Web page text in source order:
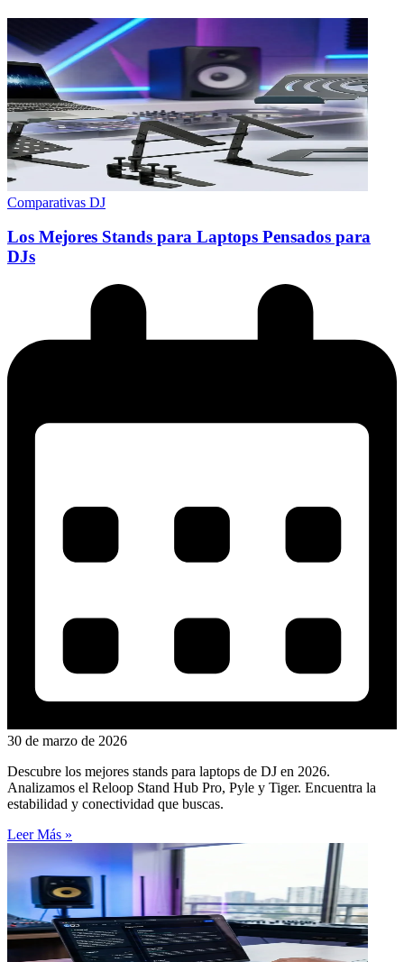
Comparativas DJ
Los Mejores Stands para Laptops Pensados para
DJs
30 de marzo de 2026
Descubre los mejores stands para laptops de DJ en 2026.
Analizamos el Reloop Stand Hub Pro, Pyle y Tiger. Encuentra la
estabilidad y conectividad que buscas.
Leer Más »